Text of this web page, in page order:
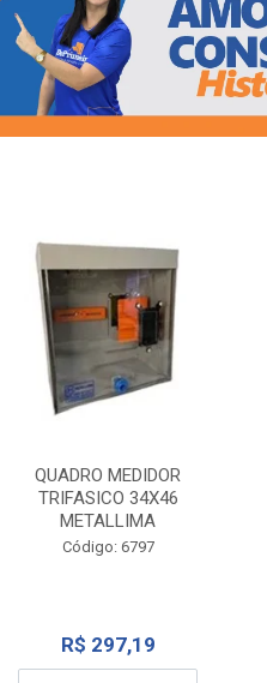
QUADRO MEDIDOR
TRIFASICO 34X46
METALLIMA
Código: 6797
R$ 297,19